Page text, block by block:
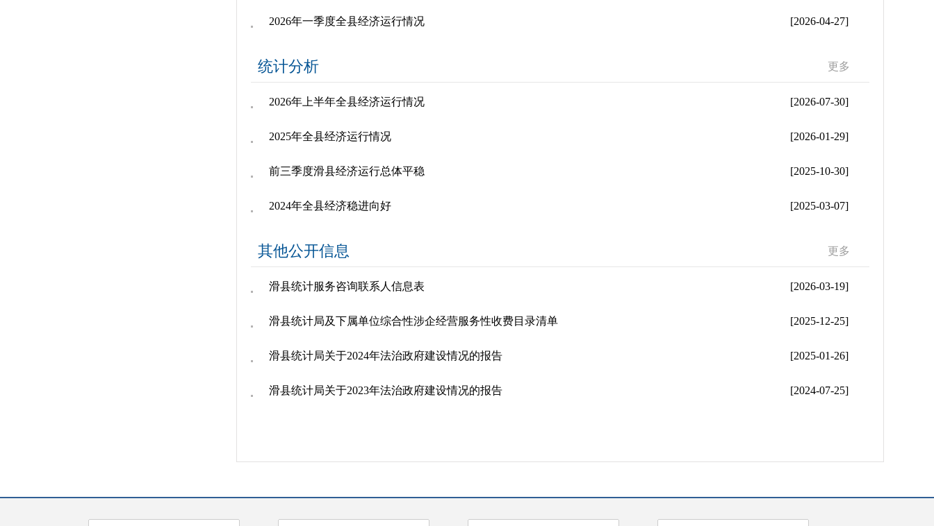
2026年一季度全县经济运行情况 [2026-04-27]
统计分析 更多
2026年上半年全县经济运行情况 [2026-07-30]
2025年全县经济运行情况 [2026-01-29]
前三季度滑县经济运行总体平稳 [2025-10-30]
2024年全县经济稳进向好 [2025-03-07]
其他公开信息 更多
滑县统计服务咨询联系人信息表 [2026-03-19]
滑县统计局及下属单位综合性涉企经营服务性收费目录清单 [2025-12-25]
滑县统计局关于2024年法治政府建设情况的报告 [2025-01-26]
滑县统计局关于2023年法治政府建设情况的报告 [2024-07-25]